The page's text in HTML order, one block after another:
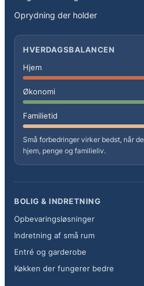
Oprydning der holder
HVERDAGSBALANCEN
Hjem
Økonomi
Familietid
Små forbedringer virker bedst, når
hjem, penge og familieliv.
BOLIG & INDRETNING
Opbevaringsløsninger
Indretning af små rum
Entré og garderobe
Køkken der fungerer bedre